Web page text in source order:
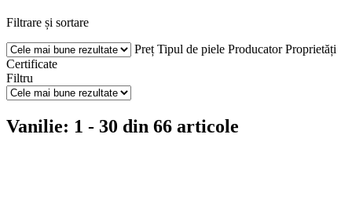
Filtrare și sortare
Preț Tipul de piele Producator Proprietăți
Certificate
Filtru
Vanilie: 1 - 30 din 66 articole